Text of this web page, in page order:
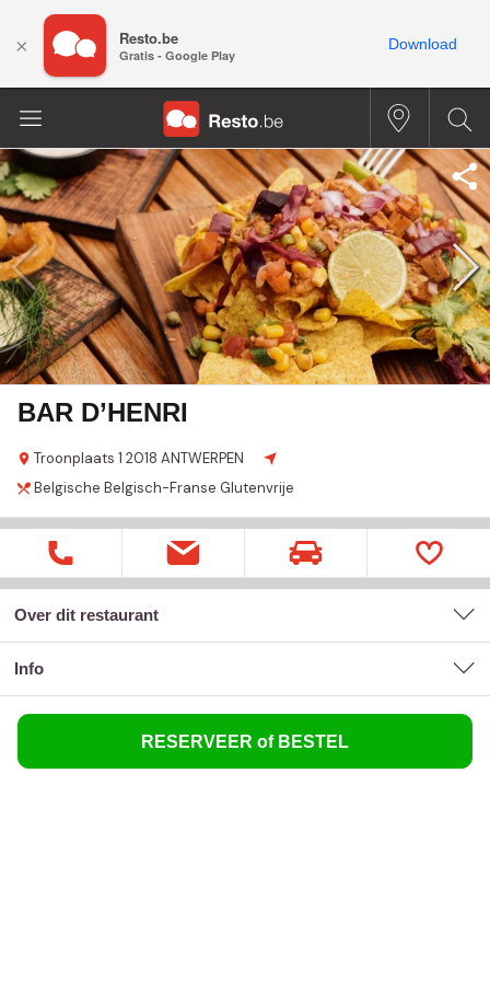
BAR D’HENRI
Troonplaats 1 2018 ANTWERPEN
Belgische Belgisch-Franse Glutenvrije
Over dit restaurant
Info
RESERVEER of BESTEL
× Resto.be
Gratis - Google Play
Download